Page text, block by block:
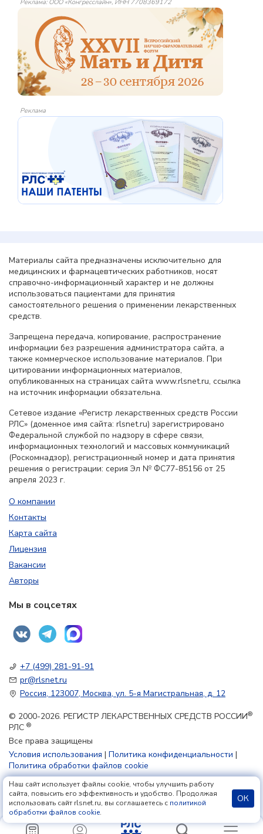
Реклама: ООО «Конгресслайн», ИНН 7708369172
Реклама
Материалы сайта предназначены исключительно для
медицинских и фармацевтических работников, носят
справочно-информационный характер и не должны
использоваться пациентами для принятия
самостоятельного решения о применении лекарственных
средств.
Запрещена передача, копирование, распространение
информации без разрешения администратора сайта, а
также коммерческое использование материалов. При
цитировании информационных материалов,
опубликованных на страницах сайта www.rlsnet.ru, ссылка
на источник информации обязательна.
Сетевое издание «Регистр лекарственных средств России
РЛС» (доменное имя сайта: rlsnet.ru) зарегистрировано
Федеральной службой по надзору в сфере связи,
информационных технологий и массовых коммуникаций
(Роскомнадзор), регистрационный номер и дата принятия
решения о регистрации: серия Эл № ФС77-85156 от 25
апреля 2023 г.
О компании
Контакты
Карта сайта
Лицензия
Вакансии
Авторы
Мы в соцсетях
+7 (499) 281-91-91
pr@rlsnet.ru
Россия, 123007, Москва, ул. 5-я Магистральная, д. 12
© 2000-2026. РЕГИСТР ЛЕКАРСТВЕННЫХ СРЕДСТВ РОССИИ®
РЛС ®
Все права защищены
Условия использования | Политика конфиденциальности |
Политика обработки файлов cookie
18+
Наш сайт использует файлы cookie, чтобы улучшить работу
сайта, повысить его эффективность и удобство. Продолжая
использовать сайт rlsnet.ru, вы соглашаетесь с политикой
обработки файлов cookie.
ОК